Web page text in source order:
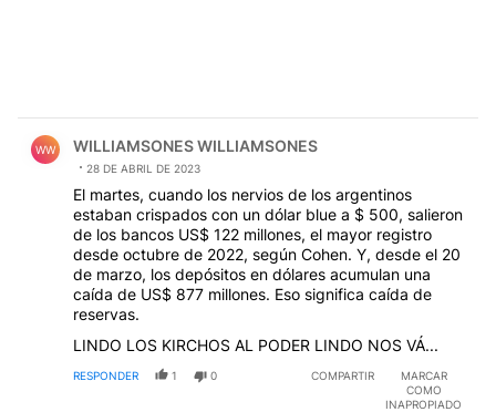
WW WILLIAMSONES WILLIAMSONES
28 DE ABRIL DE 2023
El martes, cuando los nervios de los argentinos
estaban crispados con un dólar blue a $ 500, salieron
de los bancos US$ 122 millones, el mayor registro
desde octubre de 2022, según Cohen. Y, desde el 20
de marzo, los depósitos en dólares acumulan una
caída de US$ 877 millones. Eso significa caída de
reservas.
LINDO LOS KIRCHOS AL PODER LINDO NOS VÁ...
RESPONDER 1 0 COMPARTIR
MARCAR
COMO
INAPROPIADO